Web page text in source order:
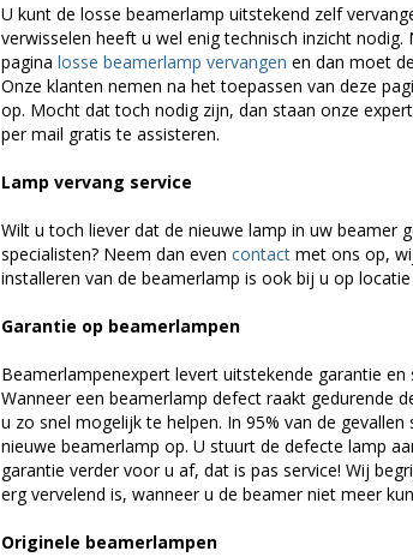
U kunt de losse beamerlamp uitstekend zelf
verwisselen heeft u wel enig technisch inzicht
pagina losse beamerlamp vervangen en dan moet
Onze klanten nemen na het toepassen van deze
op. Mocht dat toch nodig zijn, dan staan onze
per mail gratis te assisteren.
Lamp vervang service
Wilt u toch liever dat de nieuwe lamp in uw beamer
specialisten? Neem dan even contact met ons op,
installeren van de beamerlamp is ook bij u op
Garantie op beamerlampen
Beamerlampenexpert levert uitstekende garantie en
Wanneer een beamerlamp defect raakt gedurende
u zo snel mogelijk te helpen. In 95% van de
nieuwe beamerlamp op. U stuurt de defecte lamp
garantie verder voor u af, dat is pas service! Wij
erg vervelend is, wanneer u de beamer niet meer
Originele beamerlampen